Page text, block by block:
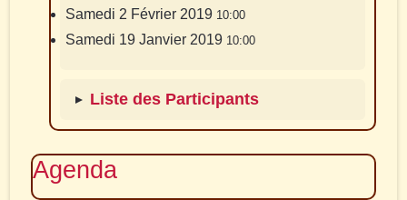
Samedi 2 Février 2019 10:00
Samedi 19 Janvier 2019 10:00
Liste des Participants
Agenda